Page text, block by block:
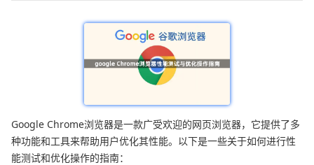
Google Chrome浏览器是一款广受欢迎的网页浏览器，它提供了多
种功能和工具来帮助用户优化其性能。以下是一些关于如何进行性
能测试和优化操作的指南：